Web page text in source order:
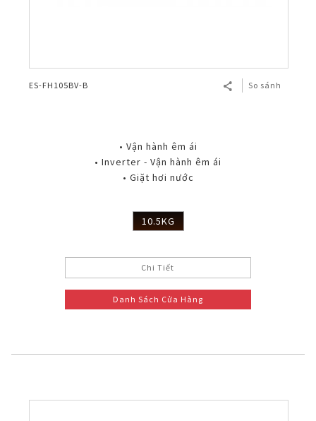
ES-FH105BV-B So sánh
• Vận hành êm ái
• Inverter - Vận hành êm ái
• Giặt hơi nước
10.5KG
Chi Tiết
Danh Sách Cửa Hàng